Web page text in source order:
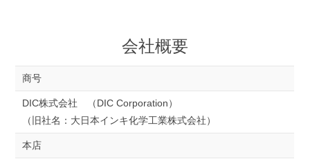
会社概要
商号
DIC株式会社 （DIC Corporation）
（旧社名：大日本インキ化学工業株式会社）
本店